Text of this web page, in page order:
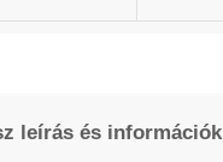
leírás és információk